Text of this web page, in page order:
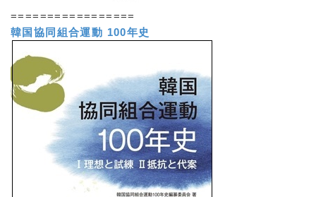
=================
韓国協同組合運動 100年史